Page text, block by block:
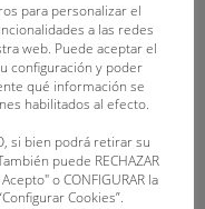
para personalizar el
a las redes
web. Puede aceptar el
configuración y poder
qué información se
habilitados al efecto.
si bien podrá retirar su
puede RECHAZAR
o CONFIGURAR la
Cookies”.